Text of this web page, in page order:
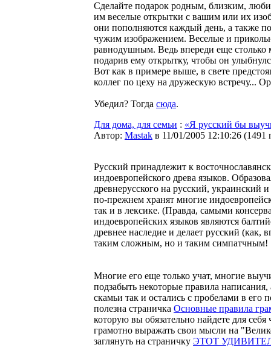
Сделайте подарок родным, близким,
им веселые открытки с вашим или их
они пополняются каждый день, а также
чужим изображением. Веселые и
равнодушным. Ведь впереди еще столько
подарив ему открытку, чтобы он
Вот как в примере выше, в свете
коллег по цеху на дружескую встречу...
Убедил? Тогда сюда.
Для дома, для семьи : «Я русский бы
Автор: Мastak в 11/01/2005 12:10:26 (1491
Русский принадлежит к
индоевропейского древа языков.
древнерусского на русский, украинский
по-прежнем хранят многие
так и в лексике. (Правда, самыми
индоевропейских языков являются
древнее наследие и делает русский (как,
таким сложным, но и таким симпатчным!
Многие его еще только учат, многие
подзабыть некоторые правила
скамьи так и остались с пробелами в его
полезна страничка Основные правила
которую вы обязательно найдете для себя
грамотно выражать свои мысли на
заглянуть на страничку ЭТОТ